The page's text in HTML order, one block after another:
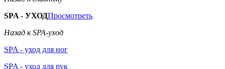
SPA - УХОДПросмотреть
Назад к SPA-уход
SPA - уход для ног
SPA - уход для рук